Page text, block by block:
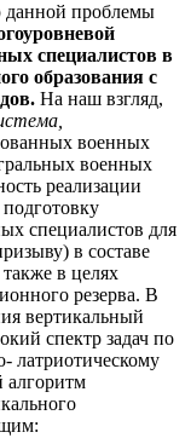
проблемы
специалистов в
образования с
На наш взгляд,
военных
военных
реализации
специалистов для
в составе
в целях
резерва. В
вертикальный
спектр задач по
латриотическому